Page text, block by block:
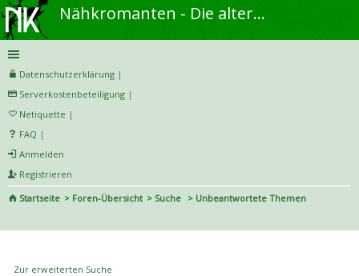
Nähkromanten - Die alternative Näh- und DIY-Community
Datenschutzerklärung |
Serverkostenbeteiligung |
Netiquette |
FAQ |
Anmelden
Registrieren
Startseite
Foren-Übersicht Suche
Unbeantwortete Themen
Zur erweiterten Suche